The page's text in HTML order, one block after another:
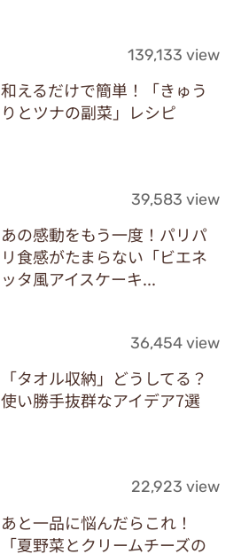
139,133 view
和えるだけで簡単！「きゅう
りとツナの副菜」レシピ
39,583 view
あの感動をもう一度！パリパ
リ食感がたまらない「ビエネ
ッタ風アイスケーキ...
36,454 view
「タオル収納」どうしてる？
使い勝手抜群なアイデア7選
22,923 view
あと一品に悩んだらこれ！
「夏野菜とクリームチーズの